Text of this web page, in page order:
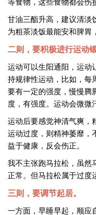
甘油三酯升高，建议清淡
为粗茶淡饭最能安和脾胃
二则，要积极进行运动锻
运动可以生阳通阳，运动
持规律性运动，比如，每
要有一定的强度，慢慢腾
度，有强度。运动会微微
运动后要感觉神清气爽，
运动过度，则精神萎靡，
益于健康，反会伤正。
我不主张跑马拉松，虽然
正常。但马拉松属于过度
三则，要调节起居。
一方面，早睡早起，顺应